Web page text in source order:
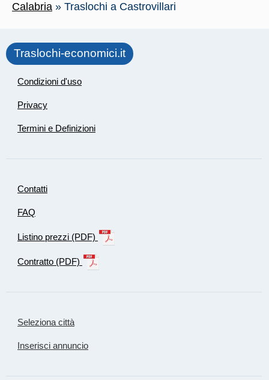
Calabria » Traslochi a Castrovillari
Traslochi-economici.it
Condizioni d'uso
Privacy
Termini e Definizioni
Contatti
FAQ
Listino prezzi (PDF)
Contratto (PDF)
Seleziona città
Inserisci annuncio